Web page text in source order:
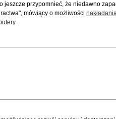
jeszcze przypomnieć, że niedawno
mówiący o możliwości
.